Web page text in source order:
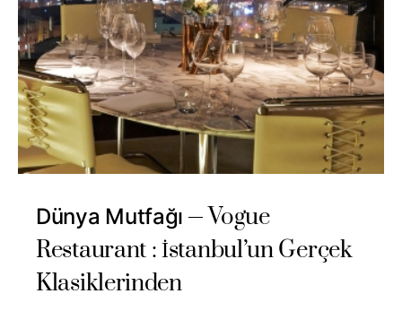
Dünya Mutfağı
Vogue
Restaurant : İstanbul’un Gerçek
Klasiklerinden